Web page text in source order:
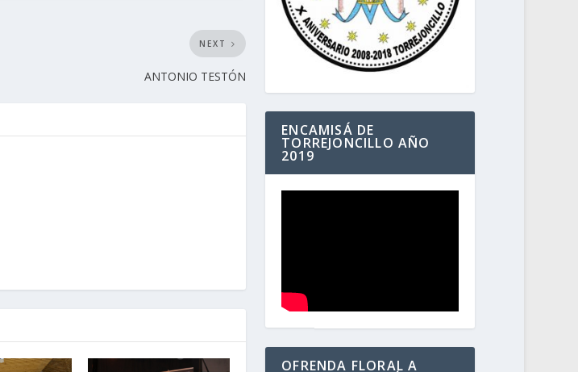
NEXT
ANTONIO TESTÓN
ENCAMISÁ DE
TORREJONCILLO AÑO
2019
OFRENDA FLORAL A